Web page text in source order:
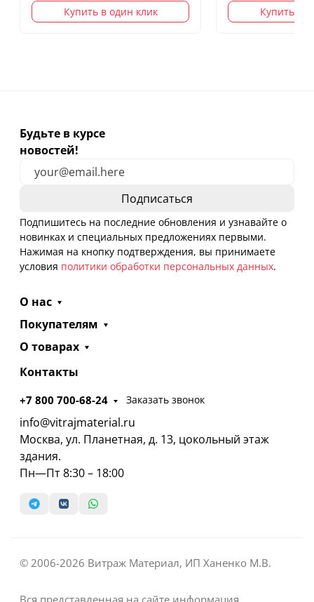
Купить в один клик Купить в
Будьте в курсе
новостей!
Подпишитесь на последние обновления и узнавайте о
новинках и специальных предложениях первыми.
Нажимая на кнопку подтверждения, вы принимаете
условия политики обработки персональных данных.
О нас
Покупателям
О товарах
Контакты
+7 800 700-68-24 Заказать звонок
info@vitrajmaterial.ru
Москва, ул. Планетная, д. 13, цокольный этаж
здания.
Пн—Пт 8:30 – 18:00
© 2006-2026 Витраж Материал, ИП Ханенко М.В.
Вся представленная на сайте информация,